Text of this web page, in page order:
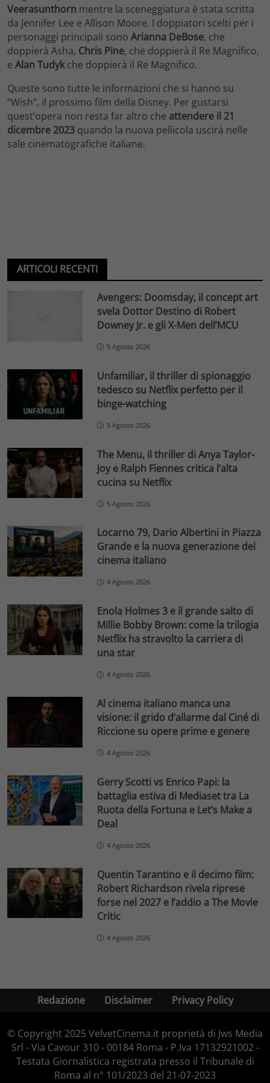
Veerasunthorn mentre la sceneggiatura è stata scritta
da Jennifer Lee e Allison Moore. I doppiatori scelti per i
personaggi principali sono Arianna DeBose, che
doppierà Asha, Chris Pine, che doppierà il Re Magnifico,
e Alan Tudykche doppierà il Re Magnifico.
Queste sono tutte le informazioni che si hanno su
“Wish”, il prossimo film della Disney. Per gustarsi
quest’opera non resta far altro che attendere il 21
dicembre 2023 quando la nuova pellicola uscirà nelle
sale cinematografiche italiane.
ARTICOLI RECENTI
Avengers: Doomsday, il concept art
svela Dottor Destino di Robert
Downey Jr. e gli X-Men dell’MCU
5 Agosto 2026
Unfamiliar, il thriller di spionaggio
tedesco su Netflix perfetto per il
binge-watching
5 Agosto 2026
The Menu, il thriller di Anya Taylor-
Joy e Ralph Fiennes critica l’alta
cucina su Netflix
5 Agosto 2026
Locarno 79, Dario Albertini in Piazza
Grande e la nuova generazione del
cinema italiano
4 Agosto 2026
Enola Holmes 3 e il grande salto di
Millie Bobby Brown: come la trilogia
Netflix ha stravolto la carriera di
una star
4 Agosto 2026
Al cinema italiano manca una
visione: il grido d’allarme dal Ciné di
Riccione su opere prime e genere
4 Agosto 2026
Gerry Scotti vs Enrico Papi: la
battaglia estiva di Mediaset tra La
Ruota della Fortuna e Let’s Make a
Deal
4 Agosto 2026
Quentin Tarantino e il decimo film:
Robert Richardson rivela riprese
forse nel 2027 e l’addio a The Movie
Critic
4 Agosto 2026
Redazione Disclaimer Privacy Policy
© Copyright 2025 VelvetCinema.it proprietà di Jws Media
Srl - Via Cavour 310 - 00184 Roma - P.Iva 17132921002 -
Testata Giornalistica registrata presso il Tribunale di
Roma al n° 101/2023 del 21-07-2023